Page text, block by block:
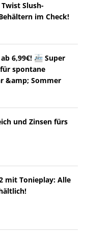
Twist Slush-
im Check!
6,99€! 🚈 Super
spontane
&amp; Sommer
und Zinsen fürs
mit Tonieplay: Alle